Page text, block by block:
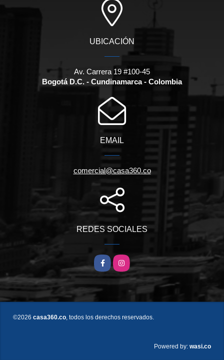
UBICACIÓN
Av. Carrera 19 #100-45
Bogotá D.C. - Cundinamarca - Colombia
EMAIL
comercial@casa360.co
REDES SOCIALES
FacebookInstagram
©2026 casa360.co , todos los derechos reservados.
Powered by: wasi.co